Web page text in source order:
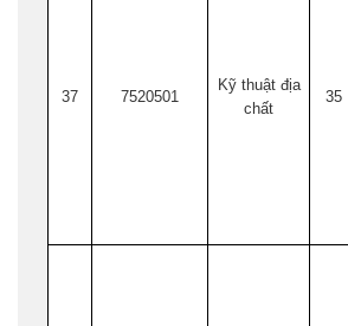
37 7520501
Kỹ thuật địa
chất
35